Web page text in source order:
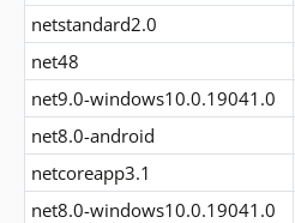
netstandard2.0
net48
net9.0-windows10.0.19041.0
net8.0-android
netcoreapp3.1
net8.0-windows10.0.19041.0